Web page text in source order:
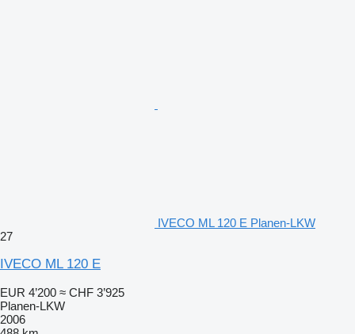
IVECO ML 120 E Planen-LKW
27
IVECO ML 120 E
EUR 4’200 ≈ CHF 3’925
Planen-LKW
2006